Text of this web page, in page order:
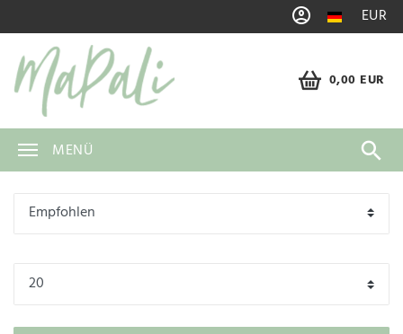
EUR
0,00 EUR
MENÜ